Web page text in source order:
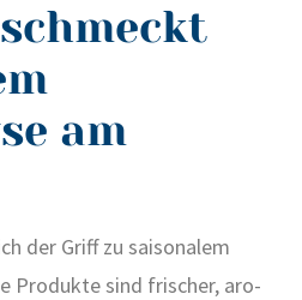
am
der Griff zu sai­so­na­lem
Pro­duk­te sind fri­scher, aro­